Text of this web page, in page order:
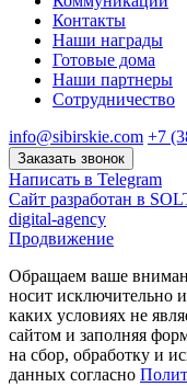
Контакты
Наши награды
Готовые дома
Наши партнеры
Сотрудничество
info@sibirskie.com +7
Заказать звонок
Написать в Telegram
Сайт разработан в
digital-agency
Продвижение
Обращаем ваше
носит исключительно
каких условиях не
сайтом и заполняя
на сбор, обработку и
данных согласно